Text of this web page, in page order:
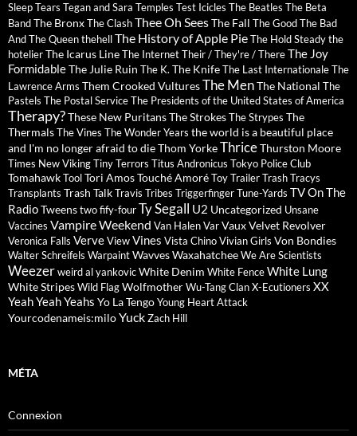
SleepTears Tegan and Sara Temples Test Icicles The Beatles The Beta
BandThe BronxThe ClashThee Oh SeesThe Fall The Good The Bad
And The QueenthehellThe History of Apple PieThe Hold Steadythe
hotelierThe Icarus LineThe InternetTheir / They're / ThereThe Joy
FormidableThe Julie Ruin The K. The KnifeThe Last InternationaleThe
Lawrence Arms Them Crooked VulturesThe MenThe National The
Pastels The Postal ServiceThe Presidents of the United States of America
Therapy?These New PuritansThe StrokesThe Strypes The
ThermalsThe Vines The Wonder Years the world is a beautiful place
and I'm no longer afraid to dieThom YorkeThriceThurston Moore
Times New VikingTiny Terrors Titus Andronicus Tokyo Police Club
TomahawkToolTori AmosTouché AmoréToyTrailer Trash Tracys
Transplants Trash TalkTravis Tribes TriggerfingerTune-Yards TV On The
RadioTweenstwo fify-fourTy Segall U2 Uncategorized Unsane
Vaccines Vampire Weekend Van HalenVarVauxVelvet Revolver
Veronica Falls VerveViewVines Vista ChinoVivian Girls Von Bondies
Walter Schreifels WarpaintWavvesWaxahatcheeWe Are Scientists
Weezerweird al yankovicWhite Denim White FenceWhite Lung
White StripesWild FlagWolfmotherWu-Tang ClanX-Ecutioners XX
Yeah Yeah Yeahs Yo La TengoYoung Heart Attack
Yourcodenameis:miloYuckZach Hill
MÉTA
Connexion